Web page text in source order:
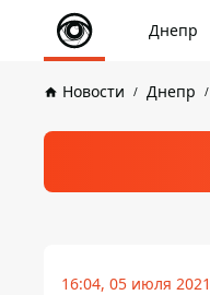
Днепр
Новости Днепр
16:04, 05 июля 2021